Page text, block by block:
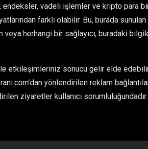
endeksler, vadeli işlemler ve kripto para
farklı olabilir. Bu, burada sunulan
herhangi bir sağlayıcı, buradaki
etkileşimleriniz sonucu gelir elde
yönlendirilen reklam
ziyaretler kullanıcı sorumluluğundadır.